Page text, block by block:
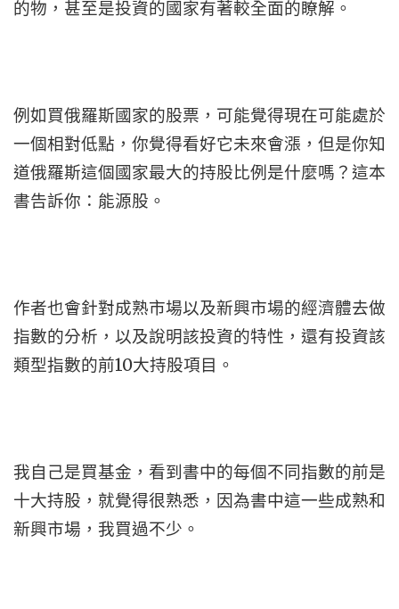
的物，甚至是投資的國家有著較全面的瞭解。
例如買俄羅斯國家的股票，可能覺得現在可能處於
一個相對低點，你覺得看好它未來會漲，但是你知
道俄羅斯這個國家最大的持股比例是什麼嗎？這本
書告訴你：能源股。
作者也會針對成熟市場以及新興市場的經濟體去做
指數的分析，以及說明該投資的特性，還有投資該
類型指數的前10大持股項目。
我自己是買基金，看到書中的每個不同指數的前是
十大持股，就覺得很熟悉，因為書中這一些成熟和
新興市場，我買過不少。